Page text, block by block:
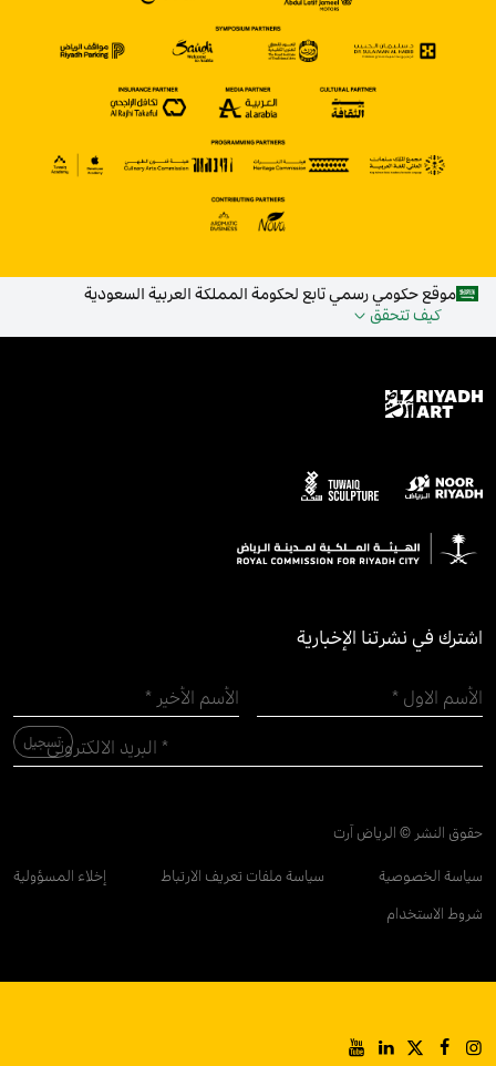
موقع حكومي رسمي تابع لحكومة المملكة العربية السعودية
كيف تتحقق
اشترك في نشرتنا الإخبارية
حقوق النشر © الرياض آرت
سياسة الخصوصية سياسة ملفات تعريف الارتباط
إخلاء المسؤولية
شروط الاستخدام